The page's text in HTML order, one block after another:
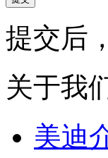
提交后
关于我
美迪